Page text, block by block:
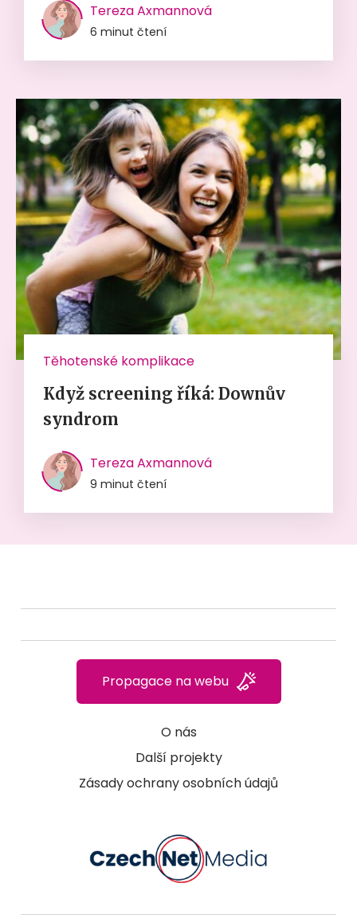
Tereza Axmannová
6 minut čtení
Těhotenské komplikace
Když screening říká: Downův
syndrom
Tereza Axmannová
9 minut čtení
O nás
Další projekty
Zásady ochrany osobních údajů
Propagace na webu